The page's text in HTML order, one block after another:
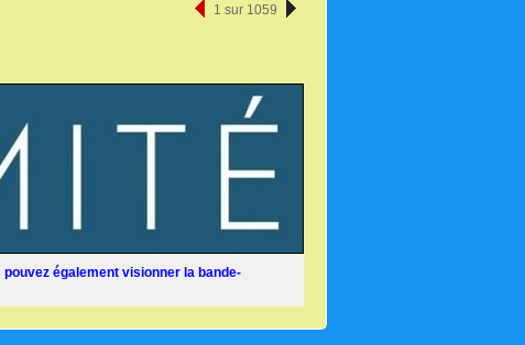
1 sur 1059
également visionner la bande-